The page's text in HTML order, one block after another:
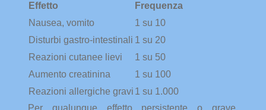
Effetto
Frequenza
Nausea, vomito
1 su 10
Disturbi gastro-intestinali 1 su 20
Reazioni cutanee lievi
1 su 50
Aumento creatinina
1 su 100
Reazioni allergiche gravi 1 su 1.000